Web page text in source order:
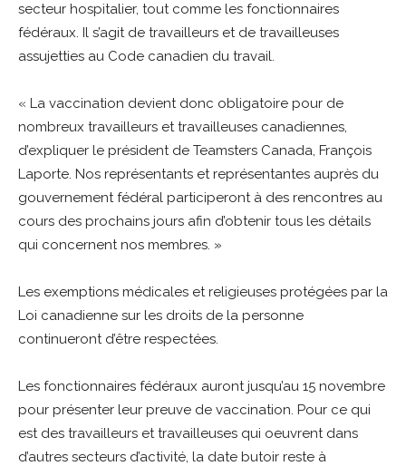
secteur hospitalier, tout comme les fonctionnaires
fédéraux. Il s’agit de travailleurs et de travailleuses
assujetties au Code canadien du travail.
« La vaccination devient donc obligatoire pour de
nombreux travailleurs et travailleuses canadiennes,
d’expliquer le président de Teamsters Canada, François
Laporte. Nos représentants et représentantes auprès du
gouvernement fédéral participeront à des rencontres au
cours des prochains jours afin d’obtenir tous les détails
qui concernent nos membres. »
Les exemptions médicales et religieuses protégées par la
Loi canadienne sur les droits de la personne
continueront d’être respectées.
Les fonctionnaires fédéraux auront jusqu’au 15 novembre
pour présenter leur preuve de vaccination. Pour ce qui
est des travailleurs et travailleuses qui oeuvrent dans
d’autres secteurs d’activité, la date butoir reste à